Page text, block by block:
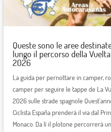
Queste sono le aree
lungo il percorso della
2026
La guida per pernottare in camper,
camper per seguire le tappe de La
2026 sulle strade spagnole
Ciclista España prenderà il via dal
Monaco. Da lì il plotone percorrerà un...